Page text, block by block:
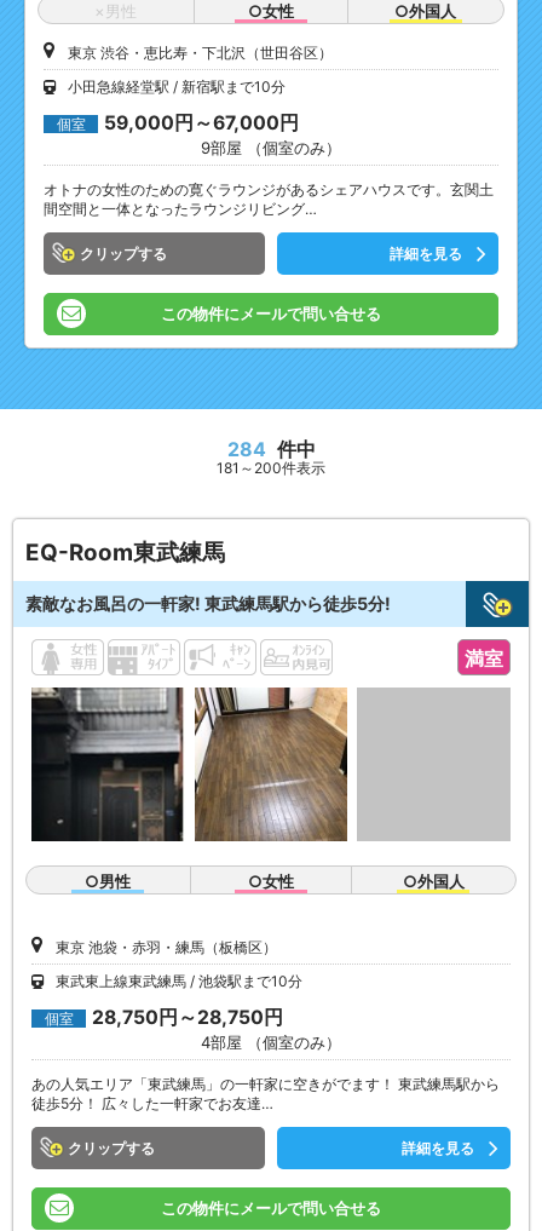
×男性 ○女性 ○外国人
東京 渋谷・恵比寿・下北沢（世田谷区）
小田急線経堂駅
新宿駅まで10分
個室 59,000円～67,000円
9部屋 （個室のみ）
オトナの女性のための寛ぐラウンジがあるシェアハウスです。玄関土
間空間と一体となったラウンジリビング…
クリップ 詳細を見る
この物件にメールで問い合せる
284 件中
181～200件表示
EQ-Room東武練馬
素敵なお風呂の一軒家! 東武練馬駅から徒歩5分!
満室
○男性 ○女性 ○外国人
東京 池袋・赤羽・練馬（板橋区）
東武東上線東武練馬
池袋駅まで10分
個室 28,750円～28,750円
4部屋 （個室のみ）
あの人気エリア「東武練馬」の一軒家に空きがでます！ 東武練馬駅から
徒歩5分！ 広々した一軒家でお友達…
クリップ 詳細を見る
この物件にメールで問い合せる